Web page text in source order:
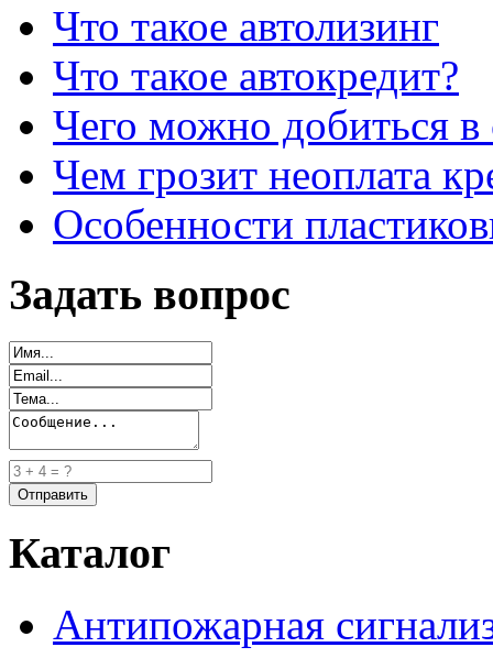
Что такое автолизинг
Что такое автокредит?
Чего можно добиться в
Чем грозит неоплата
Особенности
Задать вопрос
Каталог
Антипожарная